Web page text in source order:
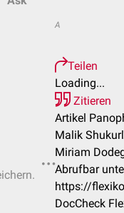
A
Teilen
Loading...
Zitieren
Artikel
Malik
Miriam
Abrufbar
https://
DocCheck